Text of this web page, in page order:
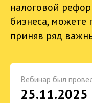
налоговой
бизнеса, можете
приняв ряд
Вебинар был
25.11.2025